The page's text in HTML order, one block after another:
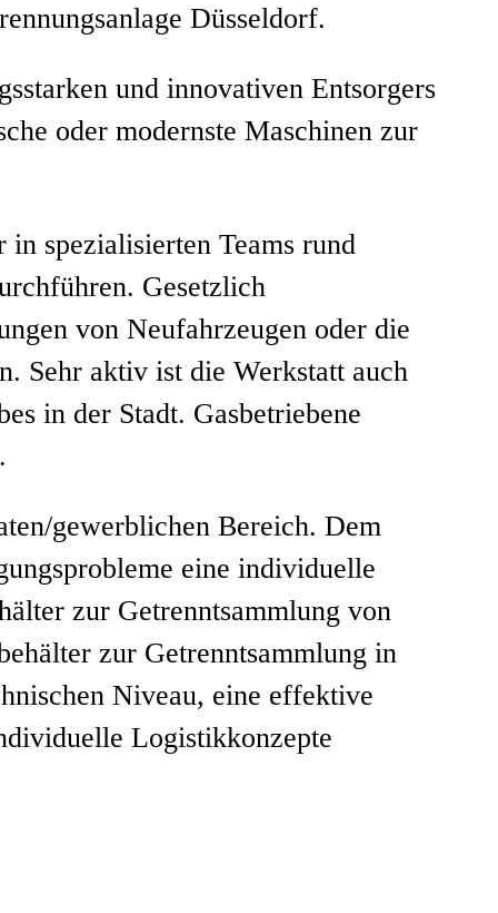
Düsseldorf.
und innovativen Entsorgers
oder modernste Maschinen zur
spezialisierten Teams rund
Gesetzlich
von Neufahrzeugen oder die
Sehr aktiv ist die Werkstatt auch
in der Stadt. Gasbetriebene
gewerblichen Bereich. Dem
eine individuelle
zur Getrenntsammlung von
zur Getrenntsammlung in
Niveau, eine effektive
Logistikkonzepte